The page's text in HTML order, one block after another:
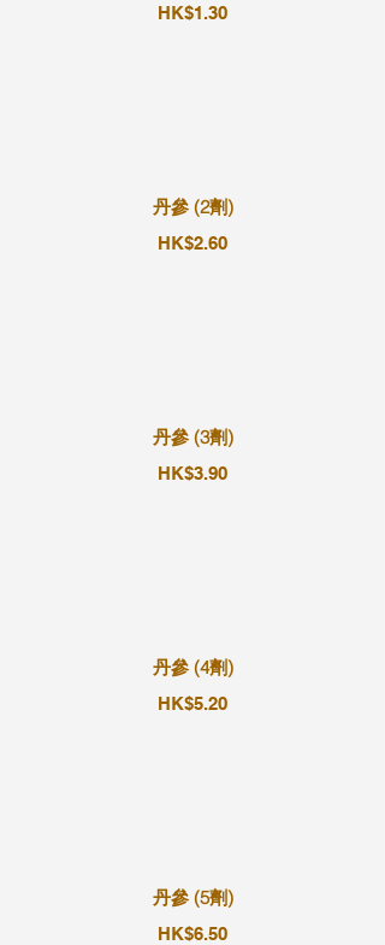
HK$1.30
丹參 (2劑)
HK$2.60
丹參 (3劑)
HK$3.90
丹參 (4劑)
HK$5.20
丹參 (5劑)
HK$6.50